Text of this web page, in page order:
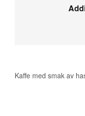
Kaffe med smak av